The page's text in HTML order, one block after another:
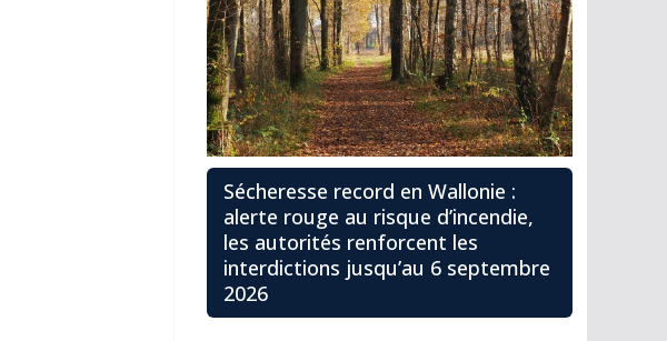
Sécheresse record en Wallonie :
alerte rouge au risque d’incendie,
les autorités renforcent les
interdictions jusqu’au 6 septembre
2026